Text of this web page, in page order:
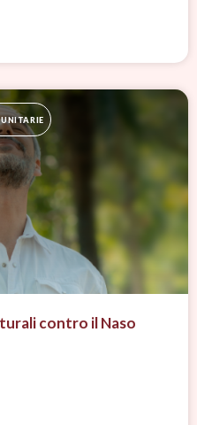
contro il Naso